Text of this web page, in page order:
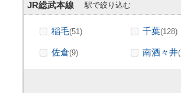
JR総武本線 駅で絞り込む
稲毛(51) 千葉(128)
佐倉(9) 南酒々井